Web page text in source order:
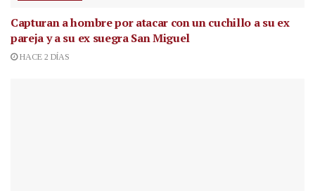
Capturan a hombre por atacar con un cuchillo a su ex
pareja y a su ex suegra San Miguel
HACE 2 DÍAS